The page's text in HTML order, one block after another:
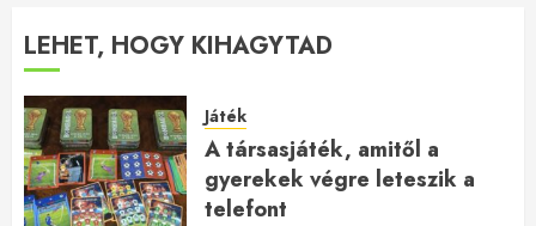
LEHET, HOGY KIHAGYTAD
Játék
A társasjáték, amitől a
gyerekek végre leteszik a
telefont